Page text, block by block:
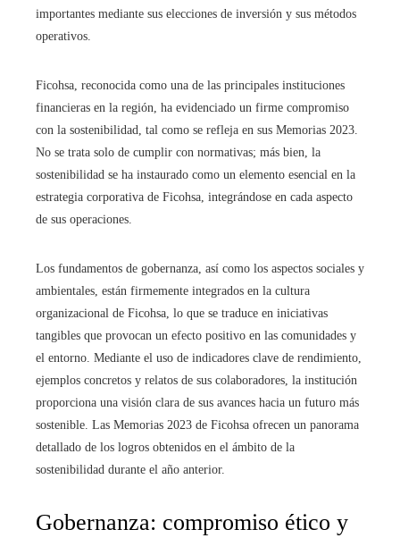
importantes mediante sus elecciones de inversión y sus métodos
operativos.
Ficohsa, reconocida como una de las principales instituciones
financieras en la región, ha evidenciado un firme compromiso
con la sostenibilidad, tal como se refleja en sus Memorias 2023.
No se trata solo de cumplir con normativas; más bien, la
sostenibilidad se ha instaurado como un elemento esencial en la
estrategia corporativa de Ficohsa, integrándose en cada aspecto
de sus operaciones.
Los fundamentos de gobernanza, así como los aspectos sociales y
ambientales, están firmemente integrados en la cultura
organizacional de Ficohsa, lo que se traduce en iniciativas
tangibles que provocan un efecto positivo en las comunidades y
el entorno. Mediante el uso de indicadores clave de rendimiento,
ejemplos concretos y relatos de sus colaboradores, la institución
proporciona una visión clara de sus avances hacia un futuro más
sostenible. Las Memorias 2023 de Ficohsa ofrecen un panorama
detallado de los logros obtenidos en el ámbito de la
sostenibilidad durante el año anterior.
Gobernanza: compromiso ético y